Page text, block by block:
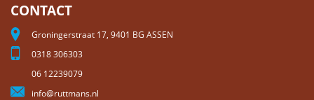
CONTACT
Groningerstraat 17, 9401 BG ASSEN
0318 306303
06 12239079
info@ruttmans.nl